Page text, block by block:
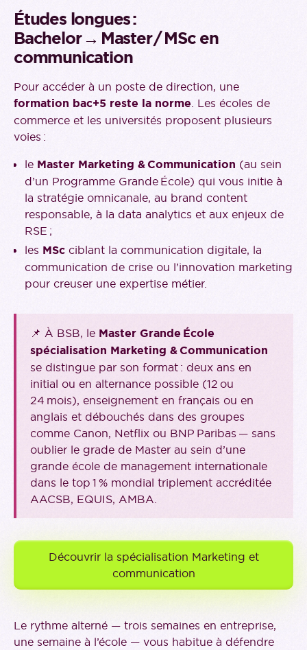
Études longues :
Bachelor → Master / MSc en
communication
Pour accéder à un poste de direction, une
formation bac+5 reste la norme. Les écoles de
commerce et les universités proposent plusieurs
voies :
le Master Marketing & Communication (au sein
d’un Programme Grande École) qui vous initie à
la stratégie omnicanale, au brand content
responsable, à la data analytics et aux enjeux de
RSE ;
les MSc ciblant la communication digitale, la
communication de crise ou l’innovation marketing
pour creuser une expertise métier.
📌 À BSB, le Master Grande École
spécialisation Marketing & Communication
se distingue par son format : deux ans en
initial ou en alternance possible (12 ou
24 mois), enseignement en français ou en
anglais et débouchés dans des groupes
comme Canon, Netflix ou BNP Paribas — sans
oublier le grade de Master au sein d’une
grande école de management internationale
dans le top 1 % mondial triplement accréditée
AACSB, EQUIS, AMBA.
Découvrir la spécialisation Marketing et
communication
Le rythme alterné — trois semaines en entreprise,
une semaine à l’école — vous habitue à défendre